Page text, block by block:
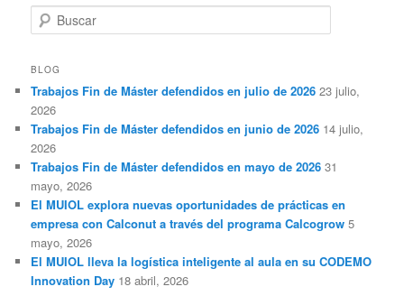
u
c
r
BLOG
Trabajos Fin de Máster defendidos en julio de 2026 23 julio,
2026
Trabajos Fin de Máster defendidos en junio de 2026 14 julio,
2026
Trabajos Fin de Máster defendidos en mayo de 2026 31
mayo, 2026
El MUIOL explora nuevas oportunidades de prácticas en
empresa con Calconut a través del programa Calcogrow 5
mayo, 2026
El MUIOL lleva la logística inteligente al aula en su CODEMO
Innovation Day 18 abril, 2026